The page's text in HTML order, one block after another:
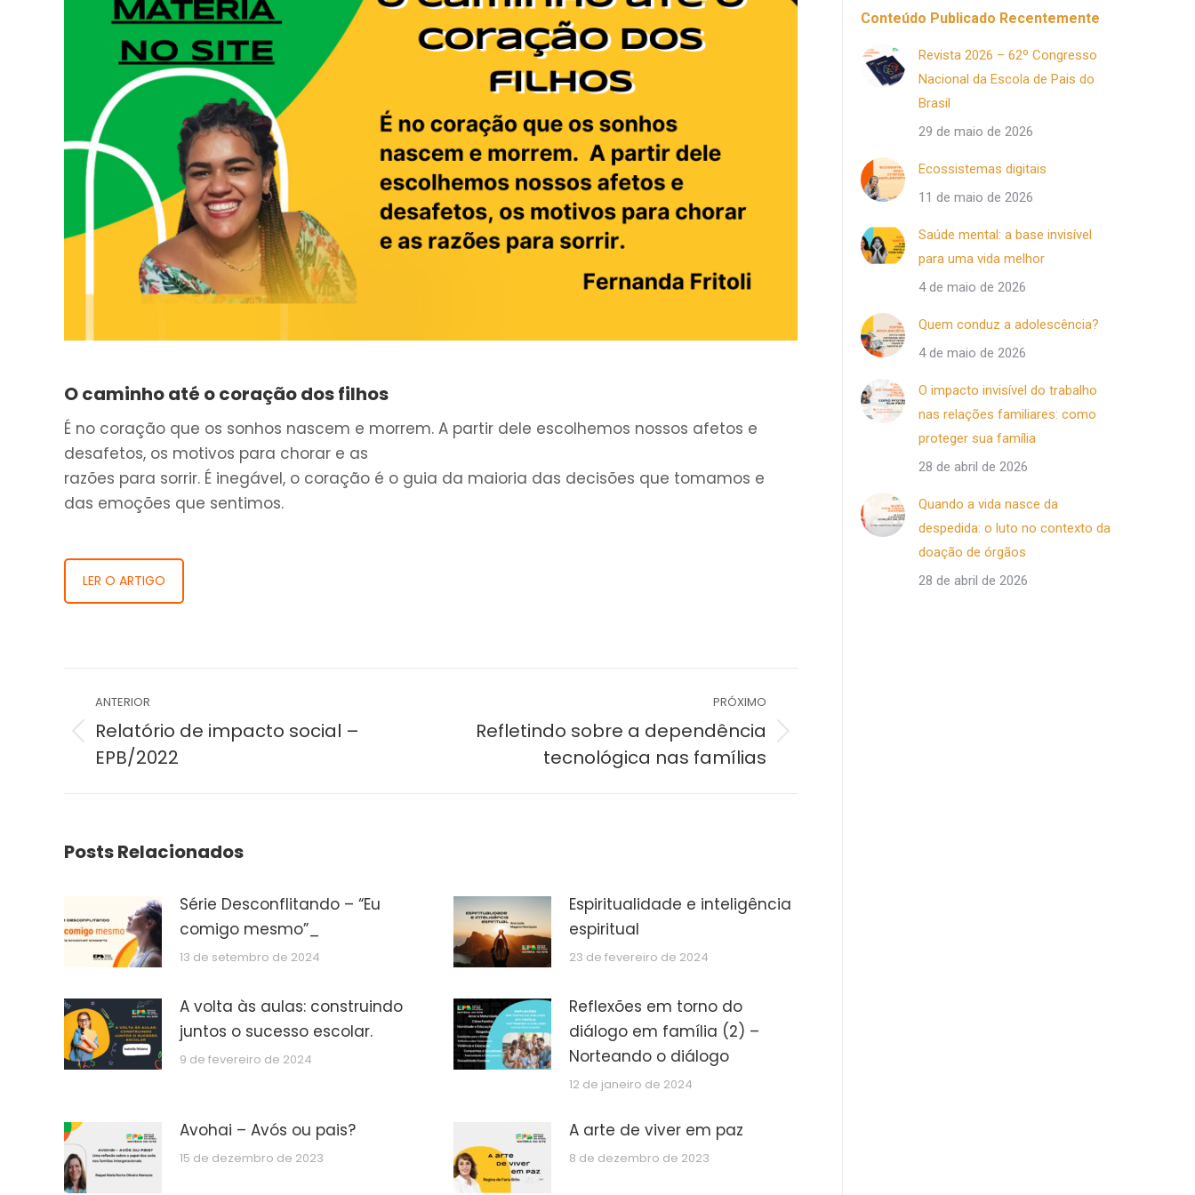
O caminho até o coração dos filhos
É no coração que os sonhos nascem e morrem. A partir dele escolhemos nossos afetos e
desafetos, os motivos para chorar e as
razões para sorrir. É inegável, o coração é o guia da maioria das decisões que tomamos e
das emoções que sentimos.
LER O ARTIGO
de
post:
ANTERIOR
Post
anterior:
Relatório de impacto social –
EPB/2022
PRÓXIMO
Próximo
Refletindo sobre a dependência
tecnológica nas famílias
Posts Relacionados
Série Desconflitando – “Eu
comigo mesmo”_
13 de setembro de 2024
Espiritualidade e inteligência
espiritual
23 de fevereiro de 2024
A volta às aulas: construindo
juntos o sucesso escolar.
9 de fevereiro de 2024
Reflexões em torno do
diálogo em família (2) –
Norteando o diálogo
12 de janeiro de 2024
Avohai – Avós ou pais?
15 de dezembro de 2023
A arte de viver em paz
8 de dezembro de 2023
Conteúdo Publicado Recentemente
Revista 2026 – 62º Congresso
Nacional da Escola de Pais do
Brasil
29 de maio de 2026
Ecossistemas digitais
11 de maio de 2026
Saúde mental: a base invisível
para uma vida melhor
4 de maio de 2026
Quem conduz a adolescência?
4 de maio de 2026
O impacto invisível do trabalho
nas relações familiares: como
proteger sua família
28 de abril de 2026
Quando a vida nasce da
despedida: o luto no contexto da
doação de órgãos
28 de abril de 2026